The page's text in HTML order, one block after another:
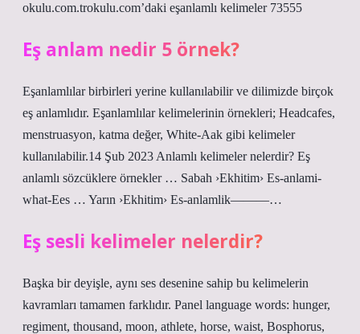
okulu.com.trokulu.com’daki eşanlamlı kelimeler 73555
Eş anlam nedir 5 örnek?
Eşanlamlılar birbirleri yerine kullanılabilir ve dilimizde birçok
eş anlamlıdır. Eşanlamlılar kelimelerinin örnekleri; Headcafes,
menstruasyon, katma değer, White-Aak gibi kelimeler
kullanılabilir.14 Şub 2023 Anlamlı kelimeler nelerdir? Eş
anlamlı sözcüklere örnekler … Sabah ›Ekhitim› Es-anlami-
what-Ees … Yarın ›Ekhitim› Es-anlamlik———…
Eş sesli kelimeler nelerdir?
Başka bir deyişle, aynı ses desenine sahip bu kelimelerin
kavramları tamamen farklıdır. Panel language words: hunger,
regiment, thousand, moon, athlete, horse, waist, Bosphorus,